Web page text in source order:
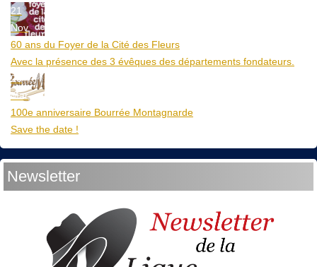
21
Nov
60 ans du Foyer de la Cité des Fleurs
Avec la présence des 3 évêques des départements fondateurs.
20
Mar
100e anniversaire Bourrée Montagnarde
Save the date !
Newsletter